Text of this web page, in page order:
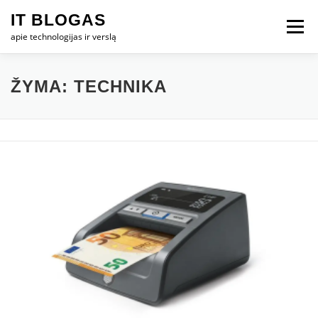
turinio
IT BLOGAS
apie technologijas ir verslą
Meniu
PRADŽIA IT VERSLAS
ŽYMA: TECHNIKA